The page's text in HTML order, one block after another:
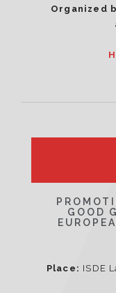
Organized
GOOD
Place: ISDE